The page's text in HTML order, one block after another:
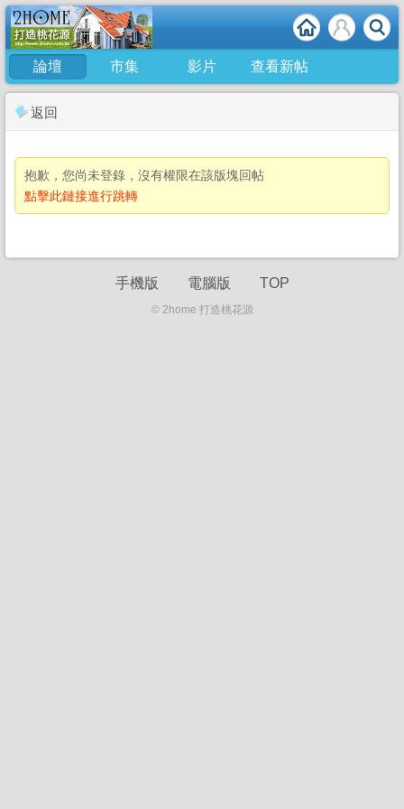
論壇 市集 影片 查看新帖
返回
抱歉，您尚未登錄，沒有權限在該版塊回帖
點擊此鏈接進行跳轉
手機版 電腦版 TOP
© 2home 打造桃花源